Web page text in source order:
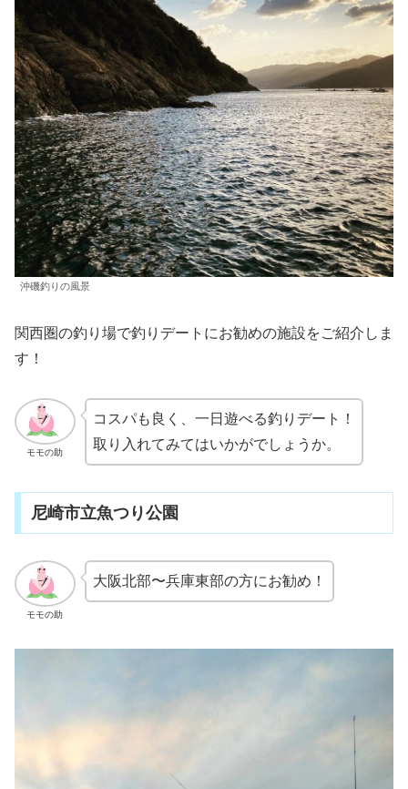
沖磯釣りの風景
関西圏の釣り場で釣りデートにお勧めの施設をご紹介しま
す！
モモの助
コスパも良く、一日遊べる釣りデート！
取り入れてみてはいかがでしょうか。
尼崎市立魚つり公園
モモの助
大阪北部〜兵庫東部の方にお勧め！